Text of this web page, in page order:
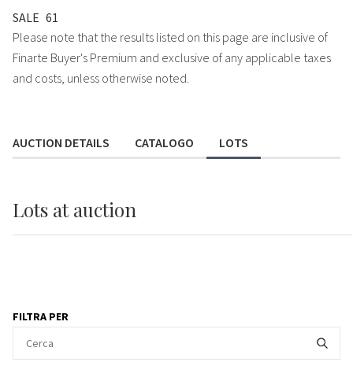
SALE 61
Please note that the results listed on this page are inclusive of
Finarte Buyer's Premium and exclusive of any applicable taxes
and costs, unless otherwise noted.
AUCTION DETAILS CATALOGO LOTS
Lots at auction
FILTRA PER